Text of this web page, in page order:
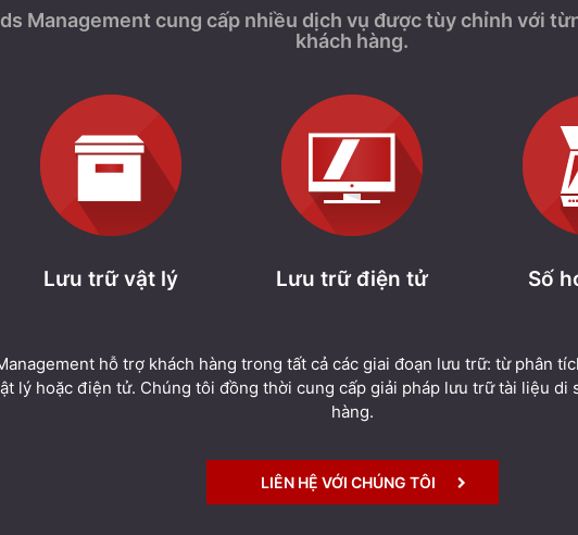
Management cung cấp nhiều dịch vụ được tùy chỉnh với
khách hàng.
Lưu trữ vật lý Lưu trữ điện tử Số
hỗ trợ khách hàng trong tất cả các giai đoạn lưu trữ: từ phân
lý hoặc điện tử. Chúng tôi đồng thời cung cấp giải pháp lưu trữ tài liệu di
hàng.
LIÊN HỆ VỚI CHÚNG TÔI